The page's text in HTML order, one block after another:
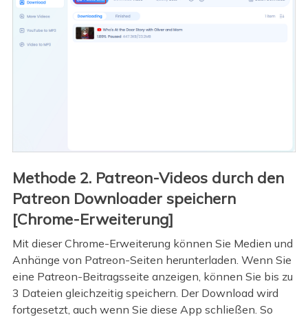
Methode 2. Patreon-Videos durch den
Patreon Downloader speichern
[Chrome-Erweiterung]
Mit dieser Chrome-Erweiterung können Sie Medien und
Anhänge von Patreon-Seiten herunterladen. Wenn Sie
eine Patreon-Beitragsseite anzeigen, können Sie bis zu
3 Dateien gleichzeitig speichern. Der Download wird
fortgesetzt, auch wenn Sie diese App schließen. So